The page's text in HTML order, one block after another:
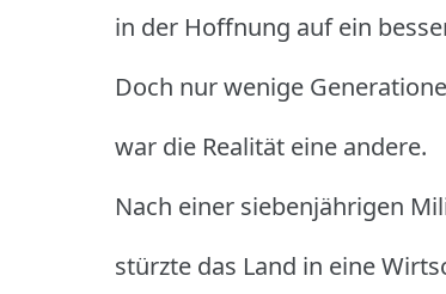
in der Hoffnung auf ein
Doch nur wenige
war die Realität eine andere.
Nach einer siebenjährigen
stürzte das Land in eine